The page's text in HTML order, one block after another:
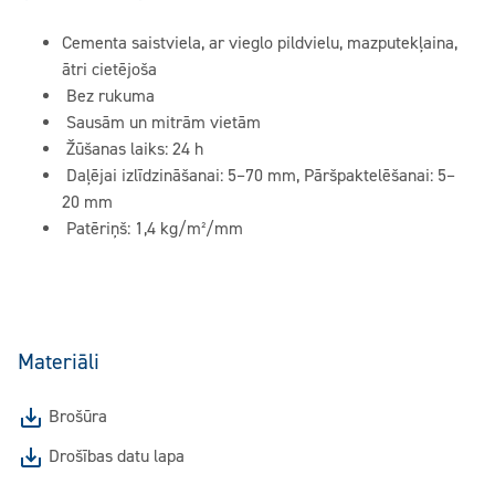
Cementa saistviela, ar vieglo pildvielu, mazputekļaina,
ātri cietējoša
Bez rukuma
Sausām un mitrām vietām
Žūšanas laiks: 24 h
Daļējai izlīdzināšanai: 5–70 mm, Pāršpaktelēšanai: 5–
20 mm
Patēriņš: 1,4 kg/m²/mm
Materiāli
Brošūra
Drošības datu lapa